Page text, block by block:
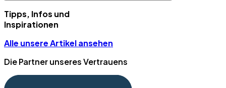
Tipps, Infos und
Inspirationen
Alle unsere Artikel ansehen
Die Partner unseres Vertrauens